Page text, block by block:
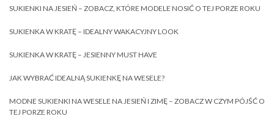
SUKIENKI NA JESIEŃ – ZOBACZ, KTÓRE MODELE NOSIĆ O TEJ PORZE ROKU
SUKIENKA W KRATĘ – IDEALNY WAKACYJNY LOOK
SUKIENKA W KRATĘ – JESIENNY MUST HAVE
JAK WYBRAĆ IDEALNĄ SUKIENKĘ NA WESELE?
MODNE SUKIENKI NA WESELE NA JESIEŃ I ZIMĘ – ZOBACZ W CZYM PÓJŚĆ O
TEJ PORZE ROKU